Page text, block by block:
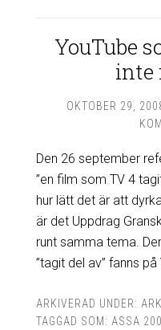
YouTube
inte
OKTOBER 29,
Den 26 september
”en film som TV 4
hur lätt det är att
är det Uppdrag
runt samma tema.
”tagit del av” fanns
ARKIVERAD UNDER:
TAGGAD SOM: ASSA